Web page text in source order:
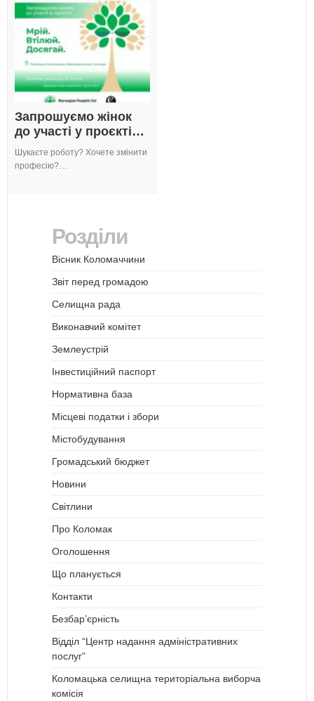
Запрошуємо жінок
до участі у проєкті…
Шукаєте роботу? Хочете змінити
професію?…
Розділи
Вісник Коломаччини
Звіт перед громадою
Селищна рада
Виконавчий комітет
Землеустрій
Інвестиційний паспорт
Нормативна база
Місцеві податки і збори
Містобудування
Громадський бюджет
Новини
Світлини
Про Коломак
Оголошення
Що планується
Контакти
Безбар’єрність
Відділ “Центр надання адміністративних
послуг”
Коломацька селищна територіальна виборча
комісія